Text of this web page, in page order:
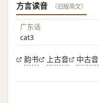
方言读音 （旧版简文）
广东话
cat3
韵书 上古音 中古音